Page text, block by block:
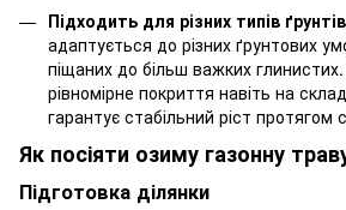
Підходить для різних типів
адаптується до різних ґрунтових
піщаних до більш важких
рівномірне покриття навіть на
гарантує стабільний ріст протягом
Як посіяти озиму газонну
Підготовка ділянки